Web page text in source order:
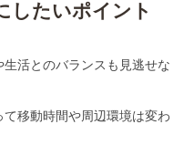
したいポイント
活とのバランスも見逃せな
移動時間や周辺環境は変わ